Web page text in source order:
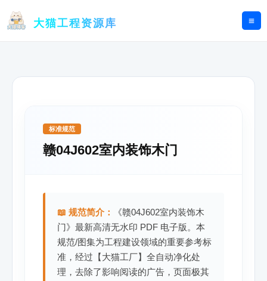
大猫工程资源库
标准规范
赣04J602室内装饰木门
📖 规范简介：
《赣04J602室内装饰木
门》最新高清无水印 PDF 电子版。本
规范/图集为工程建设领域的重要参考标
准，经过【大猫工厂】全自动净化处
理，去除了影响阅读的广告，页面极其